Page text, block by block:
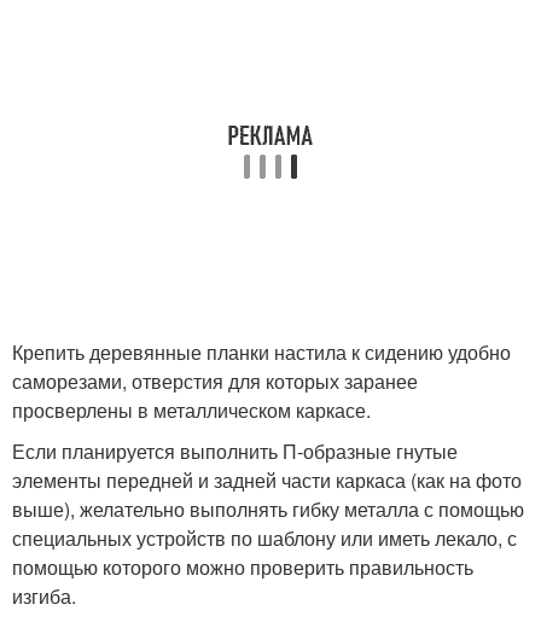
Крепить деревянные планки настила к сидению удобно
саморезами, отверстия для которых заранее
просверлены в металлическом каркасе.
Если планируется выполнить П-образные гнутые
элементы передней и задней части каркаса (как на фото
выше), желательно выполнять гибку металла с помощью
специальных устройств по шаблону или иметь лекало, с
помощью которого можно проверить правильность
изгиба.